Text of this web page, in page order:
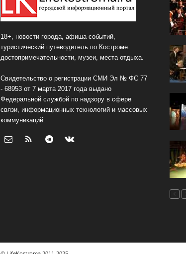
18+, новости города, афиша событий,
туристический путеводитель по Костроме:
достопримечательности, музеи, места отдыха.
Свидетельство о регистрации СМИ Эл № ФС 77
- 68953 от 7 марта 2017 года выдано
Федеральной службой по надзору в сфере
связи, информационных технологий и массовых
коммуникаций.